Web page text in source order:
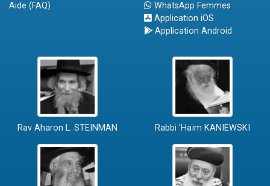
Aide (FAQ)
WhatsApp Femmes
Application iOS
Application Android
Rav Aharon L. STEINMAN Rabbi 'Haïm KANIEWSKI